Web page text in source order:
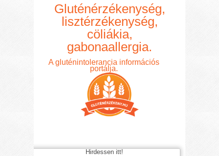
Gluténérzékenység,
lisztérzékenység,
cöliákia,
gabonaallergia.
A gluténintolerancia információs
portálja.
Hirdessen itt!